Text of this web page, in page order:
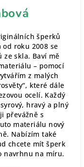
šperků
od roku 2008 se
skla. Baví mě
– pomocí
z malých
které dále
ocelí. Každý
hravý a plný
převážně s
materiálu nový
Nabízím také
chcete mít šperk
navrhnu na míru.